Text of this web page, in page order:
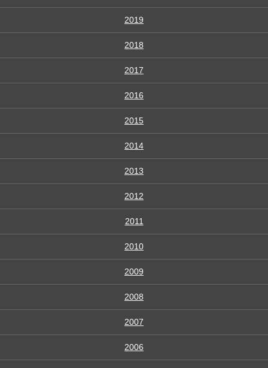
2019
2018
2017
2016
2015
2014
2013
2012
2011
2010
2009
2008
2007
2006